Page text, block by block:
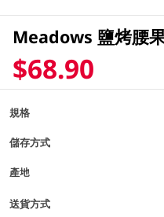
Meadows 鹽烤腰
$68.90
規格
儲存方式
產地
送貨方式